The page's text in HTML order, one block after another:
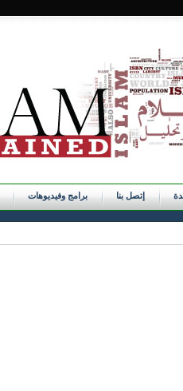
برامج وفيديوهات إتصل بنا